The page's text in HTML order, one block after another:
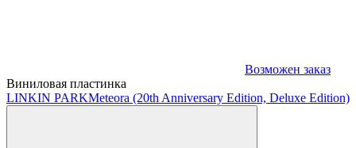
Возможен заказ
Виниловая пластинка
LINKIN PARKMeteora (20th Anniversary Edition, Deluxe Edition)